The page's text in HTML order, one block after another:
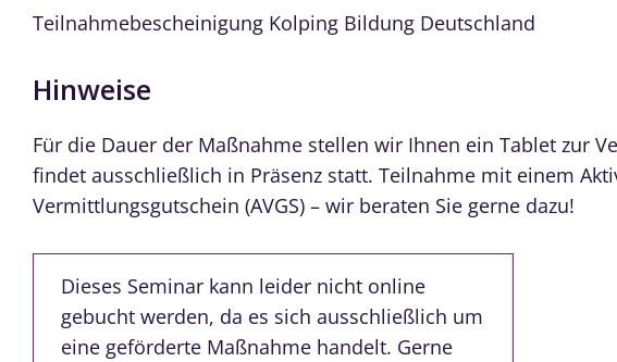
Teilnahmebescheinigung Kolping Bildung Deutschland
Hinweise
Für die Dauer der Maßnahme stellen wir Ihnen ein Tablet zur
findet ausschließlich in Präsenz statt. Teilnahme mit einem
Vermittlungsgutschein (AVGS) – wir beraten Sie gerne dazu!
Dieses Seminar kann leider nicht online
gebucht werden, da es sich ausschließlich um
eine geförderte Maßnahme handelt. Gerne